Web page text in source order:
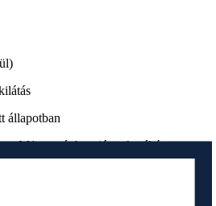
állapotban
M1 metró, buszjáratok néhány perc